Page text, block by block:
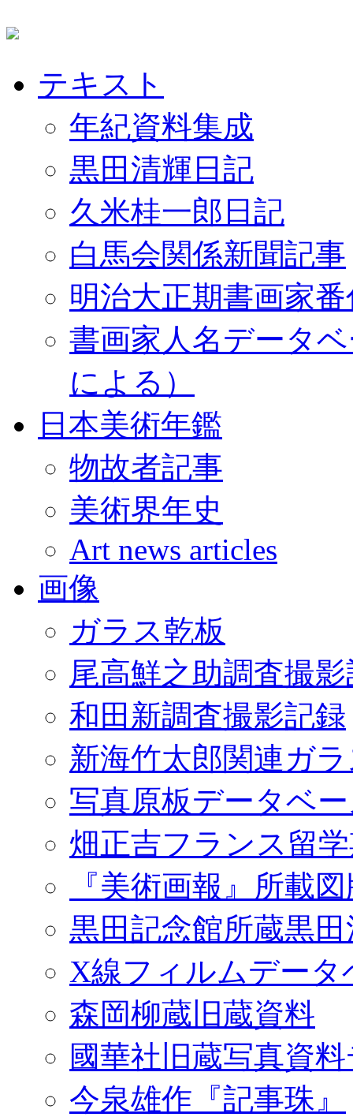
テキスト
年紀資料集成
黒田清輝日記
久米桂一郎日記
白馬会関係新聞記事
明治大正期書画家
書画家人名データ
による）
日本美術年鑑
物故者記事
美術界年史
Art news articles
画像
ガラス乾板
尾高鮮之助調査撮
和田新調査撮影記録
新海竹太郎関連ガ
写真原板データベ
畑正吉フランス留
『美術画報』所載
黒田記念館所蔵黒
X線フィルムデータ
森岡柳蔵旧蔵資料
國華社旧蔵写真資
今泉雄作『記事珠』